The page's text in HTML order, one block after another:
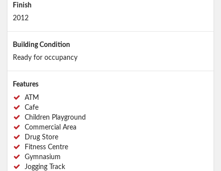
Finish
2012
Building Condition
Ready for occupancy
Features
ATM
Cafe
Children Playground
Commercial Area
Drug Store
Fitness Centre
Gymnasium
Jogging Track